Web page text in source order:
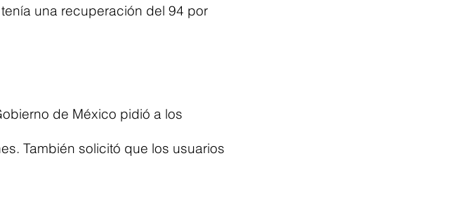
una recuperación del 94 por
de México pidió a los
También solicitó que los usuarios